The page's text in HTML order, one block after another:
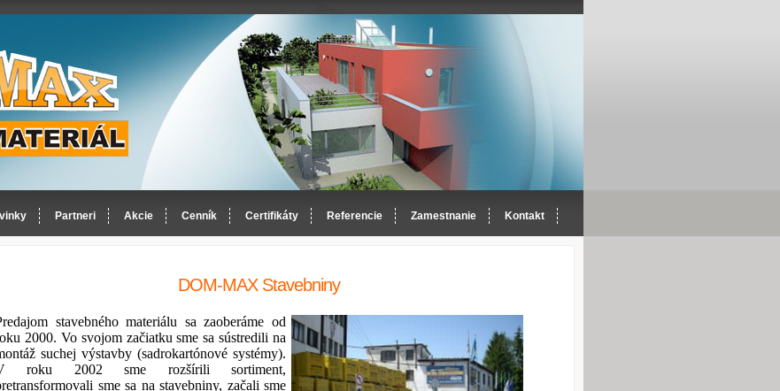
Partneri Akcie Cenník Certifikáty Referencie Zamestnanie Kontakt
DOM-MAX Stavebniny
stavebného materiálu sa zaoberáme od
2000. Vo svojom začiatku sme sa sústredili na
suchej výstavby (sadrokartónové systémy).
roku 2002 sme rozšírili sortiment,
sme sa na stavebniny, začali sme